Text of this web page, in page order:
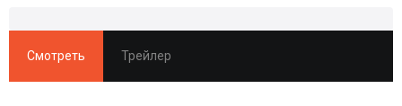
Смотреть Трейлер